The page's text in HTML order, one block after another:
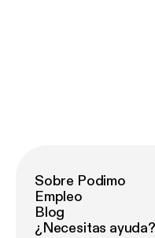
Sobre Podimo
Empleo
Blog
¿Necesitas ayuda?